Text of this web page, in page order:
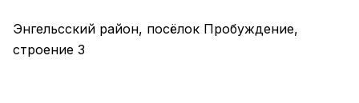
Энгельсский район, посёлок Пробуждение,
строение 3